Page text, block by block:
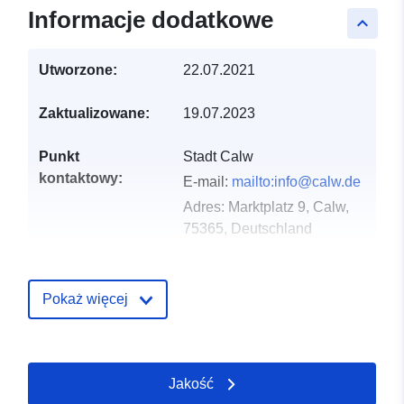
keyboard_arrow_up
Informacje dodatkowe
Utworzone: 22.07.2021
Zaktualizowane: 19.07.2023
Punkt
kontaktowy:
Stadt Calw
E-mail: mailto:info@calw.de
Adres: Marktplatz 9, Calw,
75365, Deutschland
Zapis katalogu:
Pokaż więcej
Jakość